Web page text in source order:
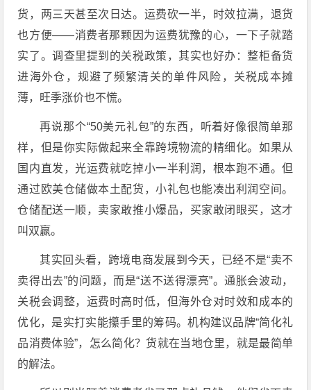
货，两三天甚至次日达。运费砍一半，时效拉满，退货
也方便——消费者那颗因为运费犹豫的心，一下子就踏
实了。调查里提到的关税政策，其实也好办：整柜备货
进海外仓，规避了频繁清关的单件风险，关税成本摊
薄，旺季涨价也不慌。
再说那个“50美元礼包”的东西，听着好像很简单那
样，但是你实际做起来全靠跨境物流的精细化。如果从
国内直发，光运费就吃掉小一半利润，根本跑不通。但
通过欧美仓储做本土配货，小礼包也能凑出利润空间。
仓储配送一顺，卖家敢推小爆品，买家敢闭眼买，这才
叫双赢。
其实回头看，跨境电商发展到今天，已经不是“卖不
卖得出去”的问题，而是“送不送得漂亮”。通胀会波动，
关税会调整，运费时高时低，但海外仓对时效和成本的
优化，是实打实能攥手里的筹码。机构建议品牌“简化礼
品消费体验”，怎么简化？货就在当地仓里，就是最简单
的解法。